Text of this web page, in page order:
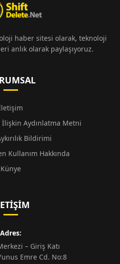
haber sitesi olarak, teknoloji
anlık olarak paylaşıyoruz.
İlişkin Aydınlatma Metni
Bildirimi
Kullanım Hakkında
Künye
Adres:
– Giriş Katı
Emre Cd. No:8